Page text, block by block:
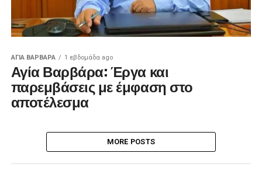
ΑΓΙΑ ΒΑΡΒΑΡΑ 1 εβδομάδα ago
Αγία Βαρβάρα: Έργα και
παρεμβάσεις με έμφαση στο
αποτέλεσμα
MORE POSTS